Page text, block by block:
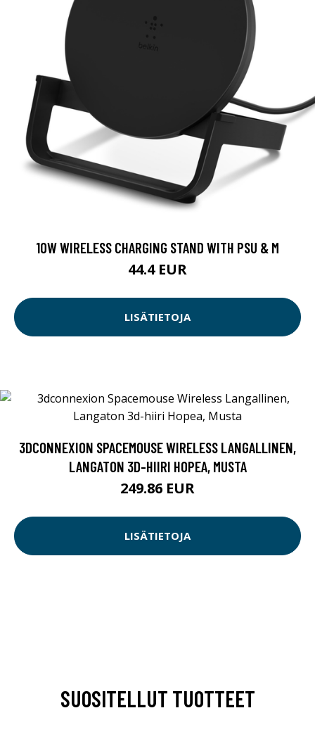
10W WIRELESS CHARGING STAND WITH PSU & M
44.4 EUR
LISÄTIETOJA
3DCONNEXION SPACEMOUSE WIRELESS LANGALLINEN,
LANGATON 3D-HIIRI HOPEA, MUSTA
249.86 EUR
LISÄTIETOJA
SUOSITELLUT TUOTTEET